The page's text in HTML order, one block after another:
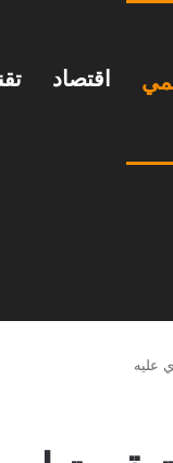
اقتصاد
عليه